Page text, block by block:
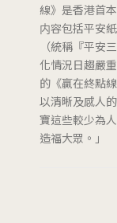
線》是香港首
内容包括平安
（統稱『平安
化情況日趨嚴
的《贏在終點
以清晰及感人
寶這些較少為
造福大眾。」